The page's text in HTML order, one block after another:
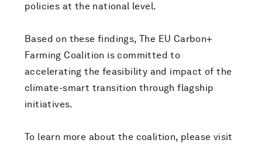
policies at the national level.
Based on these findings, The EU Carbon+
Farming Coalition is committed to
accelerating the feasibility and impact of the
climate-smart transition through flagship
initiatives.
To learn more about the coalition, please visit